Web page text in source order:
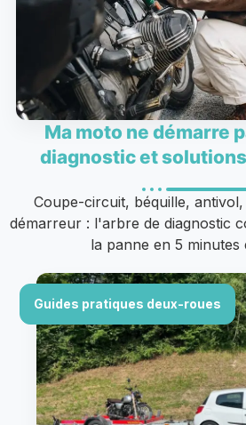
Ma moto ne démarre
diagnostic et
Coupe-circuit, béquille,
démarreur : l'arbre de diagnostic
la panne en 5 minutes
Guides pratiques deux-roues